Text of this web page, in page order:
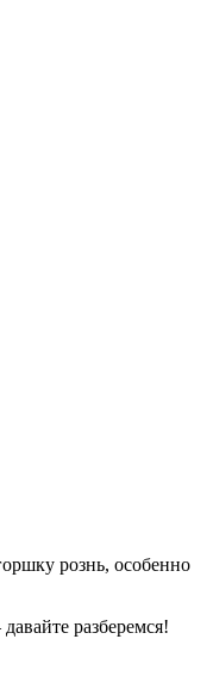
рознь, особенно
разберемся!